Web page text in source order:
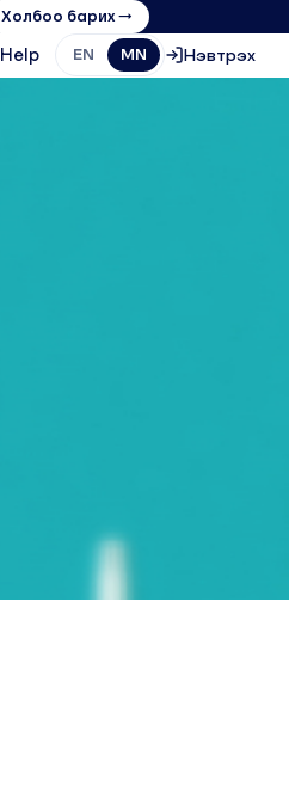
Холбоо барих →
Help EN MN Нэвтрэх